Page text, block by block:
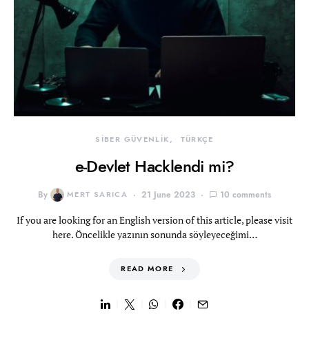
SİBER GÜVENLİK TÜRKÇE
e-Devlet Hacklendi mi?
By MERT SARICA 21 June 2023 10 comments
If you are looking for an English version of this article, please visit
here. Öncelikle yazının sonunda söyleyeceğimi…
READ MORE